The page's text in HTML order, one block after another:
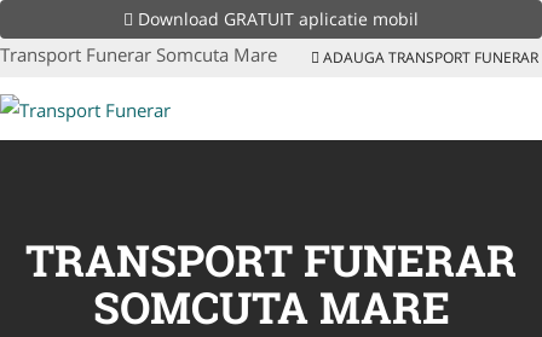
Download GRATUIT aplicatie mobil
Transport Funerar Somcuta Mare ADAUGA TRANSPORT FUNERAR
TRANSPORT FUNERAR
SOMCUTA MARE